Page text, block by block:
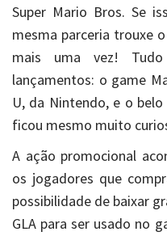
Super Mario Bros. Se
mesma parceria trouxe
mais uma vez!
lançamentos: o game
U, da Nintendo, e o belo
ficou mesmo muito
A ação promocional
os jogadores que
possibilidade de baixar
GLA para ser usado no